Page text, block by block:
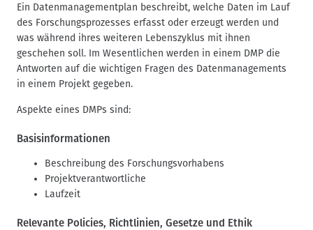
Ein Datenmanagementplan beschreibt, welche Daten im Lauf
des Forschungsprozesses erfasst oder erzeugt werden und
was während ihres weiteren Lebenszyklus mit ihnen
geschehen soll. Im Wesentlichen werden in einem DMP die
Antworten auf die wichtigen Fragen des Datenmanagements
in einem Projekt gegeben.
Aspekte eines DMPs sind:
Basisinformationen
Beschreibung des Forschungsvorhabens
Projektverantwortliche
Laufzeit
Relevante Policies, Richtlinien, Gesetze und Ethik